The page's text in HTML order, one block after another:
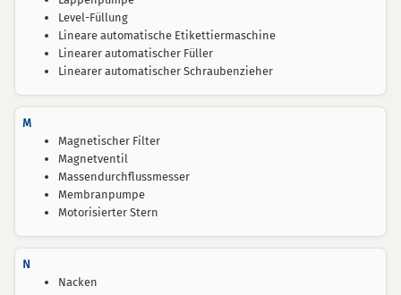
Level-Füllung
Lineare automatische Etikettiermaschine
Linearer automatischer Füller
Linearer automatischer Schraubenzieher
M
Magnetischer Filter
Magnetventil
Massendurchflussmesser
Membranpumpe
Motorisierter Stern
N
Nacken